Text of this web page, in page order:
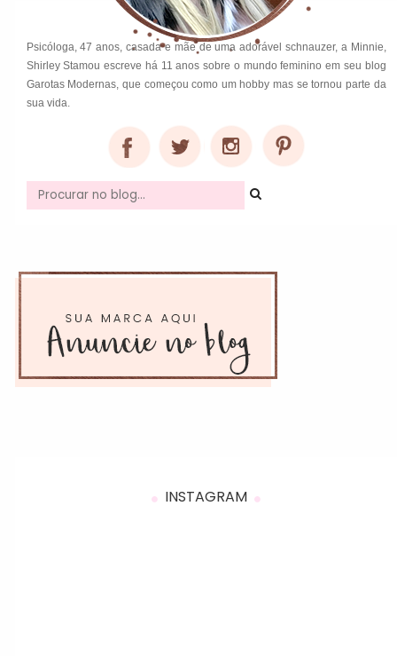
Psicóloga, 47 anos, casada e mãe de uma adorável schnauzer, a Minnie,
Shirley Stamou escreve há 11 anos sobre o mundo feminino em seu blog
Garotas Modernas, que começou como um hobby mas se tornou parte da
sua vida.
INSTAGRAM